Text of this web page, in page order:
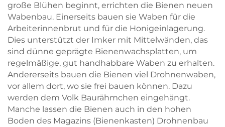
große Blühen beginnt, errichten die Bienen neuen
Wabenbau. Einerseits bauen sie Waben für die
Arbeiterinnenbrut und für die Honigeinlagerung.
Dies unterstützt der Imker mit Mittelwänden, das
sind dünne geprägte Bienenwachsplatten, um
regelmäßige, gut handhabbare Waben zu erhalten.
Andererseits bauen die Bienen viel Drohnenwaben,
vor allem dort, wo sie frei bauen können. Dazu
werden dem Volk Baurähmchen eingehängt.
Manche lassen die Bienen auch in den hohen
Boden des Magazins (Bienenkasten) Drohnenbau